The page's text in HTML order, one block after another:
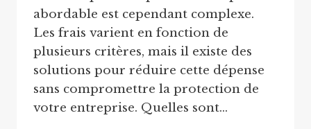
abordable est cependant complexe.
Les frais varient en fonction de
plusieurs critères, mais il existe des
solutions pour réduire cette dépense
sans compromettre la protection de
votre entreprise. Quelles sont…